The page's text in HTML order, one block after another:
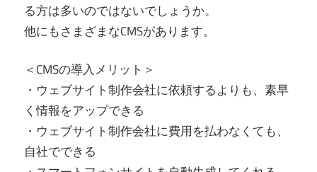
る方は多いのではないでしょうか。
他にもさまざまなCMSがあります。
＜CMSの導入メリット＞
・ウェブサイト制作会社に依頼するよりも、素早
く情報をアップできる
・ウェブサイト制作会社に費用を払わなくても、
自社でできる